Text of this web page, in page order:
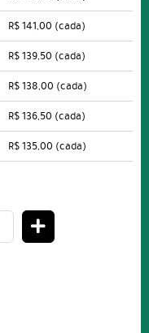
R$ 141,00 (cada)
R$ 139,50 (cada)
R$ 138,00 (cada)
R$ 136,50 (cada)
R$ 135,00 (cada)